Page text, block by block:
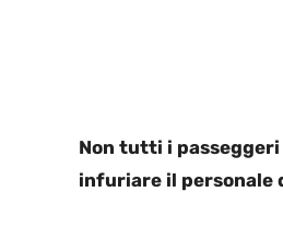
Non tutti i
infuriare il personale